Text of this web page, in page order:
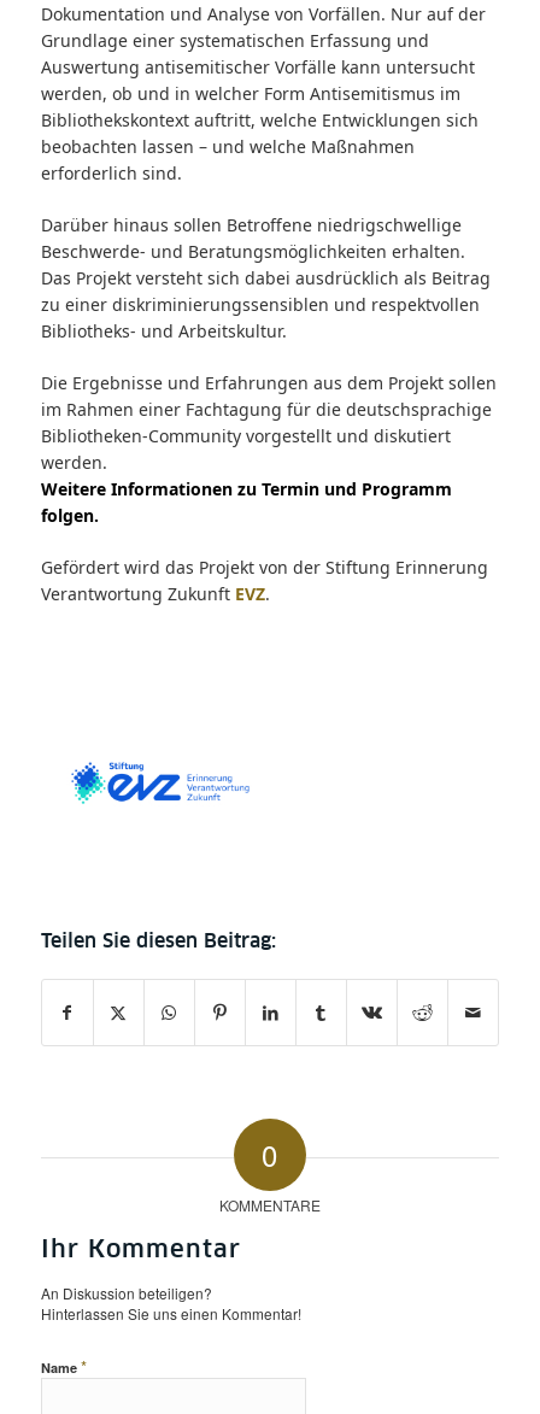
Dokumentation und Analyse von Vorfällen. Nur auf der
Grundlage einer systematischen Erfassung und
Auswertung antisemitischer Vorfälle kann untersucht
werden, ob und in welcher Form Antisemitismus im
Bibliothekskontext auftritt, welche Entwicklungen sich
beobachten lassen – und welche Maßnahmen
erforderlich sind.
Darüber hinaus sollen Betroffene niedrigschwellige
Beschwerde- und Beratungsmöglichkeiten erhalten.
Das Projekt versteht sich dabei ausdrücklich als Beitrag
zu einer diskriminierungssensiblen und respektvollen
Bibliotheks- und Arbeitskultur.
Die Ergebnisse und Erfahrungen aus dem Projekt sollen
im Rahmen einer Fachtagung für die deutschsprachige
Bibliotheken-Community vorgestellt und diskutiert
werden.
Weitere Informationen zu Termin und Programm
folgen.
Gefördert wird das Projekt von der Stiftung Erinnerung
Verantwortung Zukunft EVZ.
0
KOMMENTARE
Ihr Kommentar
An Diskussion beteiligen?
Hinterlassen Sie uns einen Kommentar!
Name *